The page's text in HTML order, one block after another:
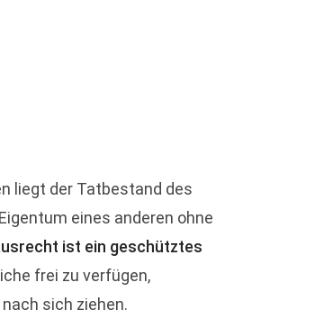
liegt der Tatbestand des
eines anderen ohne
ist ein geschütztes
frei zu verfügen,
sich ziehen.